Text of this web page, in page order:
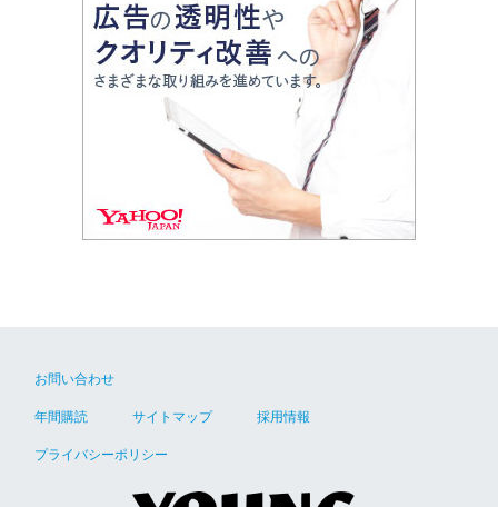
お問い合わせ
年間購読 サイトマップ 採用情報
プライバシーポリシー